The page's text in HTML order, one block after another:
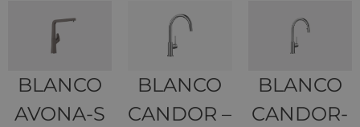
BLANCO
AVONA-S
BLANCO
CANDOR –
BLANCO
CANDOR-